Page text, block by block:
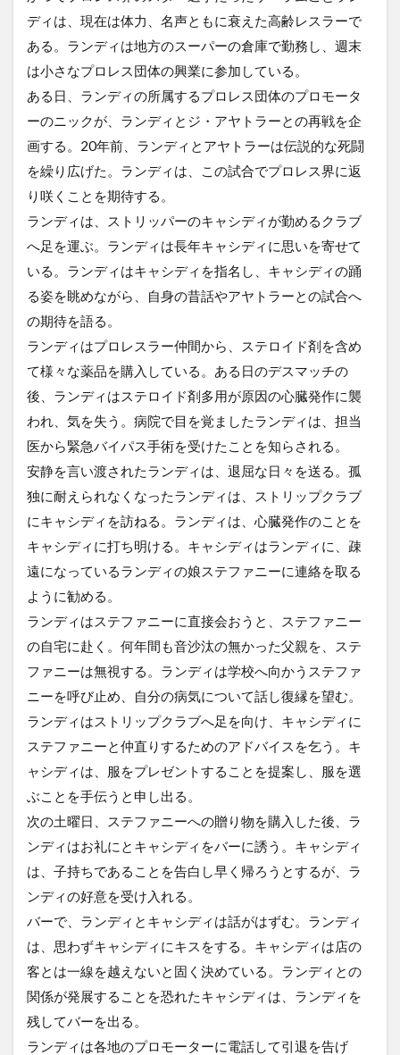
ディは、現在は体力、名声ともに衰えた高齢レスラーで
ある。ランディは地方のスーパーの倉庫で勤務し、週末
は小さなプロレス団体の興業に参加している。
ある日、ランディの所属するプロレス団体のプロモータ
ーのニックが、ランディとジ・アヤトラーとの再戦を企
画する。20年前、ランディとアヤトラーは伝説的な死闘
を繰り広げた。ランディは、この試合でプロレス界に返
り咲くことを期待する。
ランディは、ストリッパーのキャシディが勤めるクラブ
へ足を運ぶ。ランディは長年キャシディに思いを寄せて
いる。ランディはキャシディを指名し、キャシディの踊
る姿を眺めながら、自身の昔話やアヤトラーとの試合へ
の期待を語る。
ランディはプロレスラー仲間から、ステロイド剤を含め
て様々な薬品を購入している。ある日のデスマッチの
後、ランディはステロイド剤多用が原因の心臓発作に襲
われ、気を失う。病院で目を覚ましたランディは、担当
医から緊急バイパス手術を受けたことを知らされる。
安静を言い渡されたランディは、退屈な日々を送る。孤
独に耐えられなくなったランディは、ストリップクラブ
にキャシディを訪ねる。ランディは、心臓発作のことを
キャシディに打ち明ける。キャシディはランディに、疎
遠になっているランディの娘ステファニーに連絡を取る
ように勧める。
ランディはステファニーに直接会おうと、ステファニー
の自宅に赴く。何年間も音沙汰の無かった父親を、ステ
ファニーは無視する。ランディは学校へ向かうステファ
ニーを呼び止め、自分の病気について話し復縁を望む。
ランディはストリップクラブへ足を向け、キャシディに
ステファニーと仲直りするためのアドバイスを乞う。キ
ャシディは、服をプレゼントすることを提案し、服を選
ぶことを手伝うと申し出る。
次の土曜日、ステファニーへの贈り物を購入した後、ラ
ンディはお礼にとキャシディをバーに誘う。キャシディ
は、子持ちであることを告白し早く帰ろうとするが、ラ
ンディの好意を受け入れる。
バーで、ランディとキャシディは話がはずむ。ランディ
は、思わずキャシディにキスをする。キャシディは店の
客とは一線を越えないと固く決めている。ランディとの
関係が発展することを恐れたキャシディは、ランディを
残してバーを出る。
ランディは各地のプロモーターに電話して引退を告げ